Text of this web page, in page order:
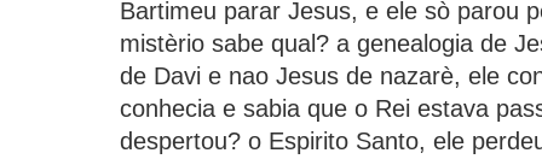
Bartimeu parar Jesus, e ele sò parou
mistèrio sabe qual? a genealogia de
de Davi e nao Jesus de nazarè, ele
conhecia e sabia que o Rei estava
despertou? o Espirito Santo, ele